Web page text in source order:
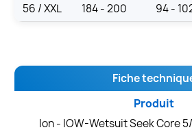
56 / XXL
184 - 200 94 -
Fiche
Produit
Ion - IOW-Wetsuit Seek Core